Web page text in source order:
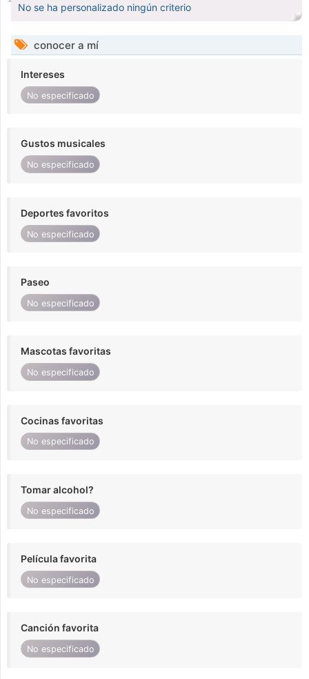
No se ha personalizado ningún criterio
conocer a mí
Intereses
No especificado
Gustos musicales
No especificado
Deportes favoritos
No especificado
Paseo
No especificado
Mascotas favoritas
No especificado
Cocinas favoritas
No especificado
Tomar alcohol?
No especificado
Película favorita
No especificado
Canción favorita
No especificado